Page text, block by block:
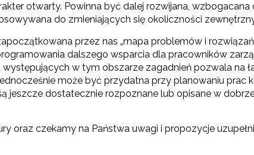
otwarty. Powinna być dalej rozwijana, wzbogacana
do zmieniających się okoliczności
przez nas „mapa problemów i
dalszego wsparcia dla pracowników
w tym obszarze zagadnień pozwala na
może być przydatna przy planowaniu prac
jeszcze dostatecznie rozpoznane lub opisane w
oraz czekamy na Państwa uwagi i propozycje